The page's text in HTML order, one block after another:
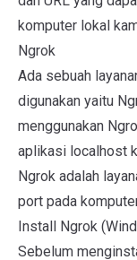
komputer lokal
Ngrok
Ada sebuah
digunakan yaitu
menggunakan
aplikasi localhost
Ngrok adalah
port pada
Install Ngrok
Sebelum